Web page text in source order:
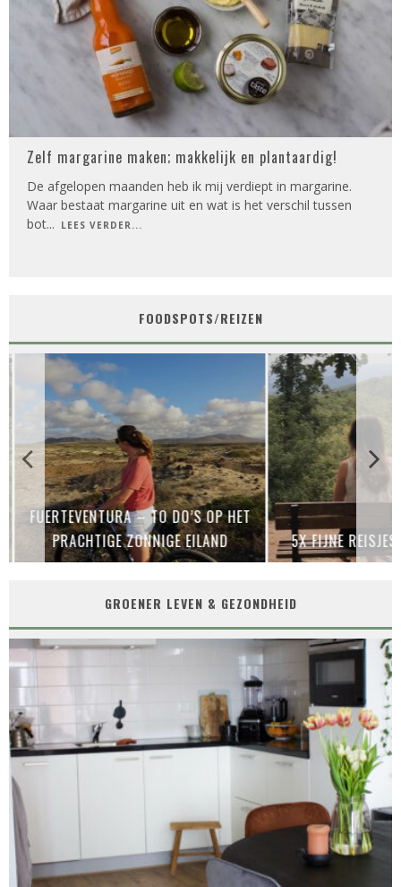
Zelf margarine maken; makkelijk en plantaardig!
De afgelopen maanden heb ik mij verdiept in margarine.
Waar bestaat margarine uit en wat is het verschil tussen
bot... LEES VERDER...
FOODSPOTS/REIZEN
FUERTEVENTURA – TO DO’S OP HET
PRACHTIGE ZONNIGE EILAND
5X FIJNE REISJES
GROENER LEVEN & GEZONDHEID